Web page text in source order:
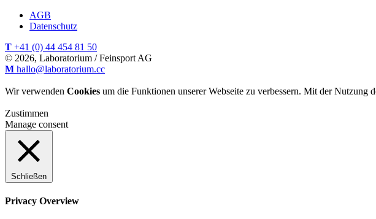
AGB
Datenschutz
T +41 (0) 44 454 81 50
© 2026, Laboratorium / Feinsport AG
M hallo@laboratorium.cc
Wir verwenden Cookies um die Funktionen unserer Webseite zu verbessern. Mit der
Zustimmen
Manage consent
Schließen
Privacy Overview